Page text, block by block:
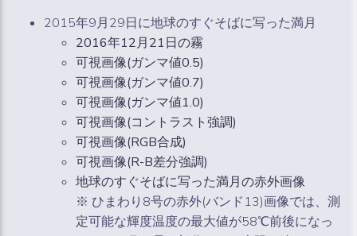
2015年9月29日に地球のすぐそばに写った満月
2016年12月21日の霧
可視画像(ガンマ値0.5)
可視画像(ガンマ値0.7)
可視画像(ガンマ値1.0)
可視画像(コントラスト強調)
可視画像(RGB合成)
可視画像(R-B差分強調)
地球のすぐそばに写った満月の赤外画像
※ ひまわり8号の赤外(バンド13)画像では、測
定可能な輝度温度の最大値が58℃前後になっ